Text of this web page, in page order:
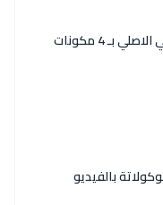
بـ 4 مكونات
بالفيديو